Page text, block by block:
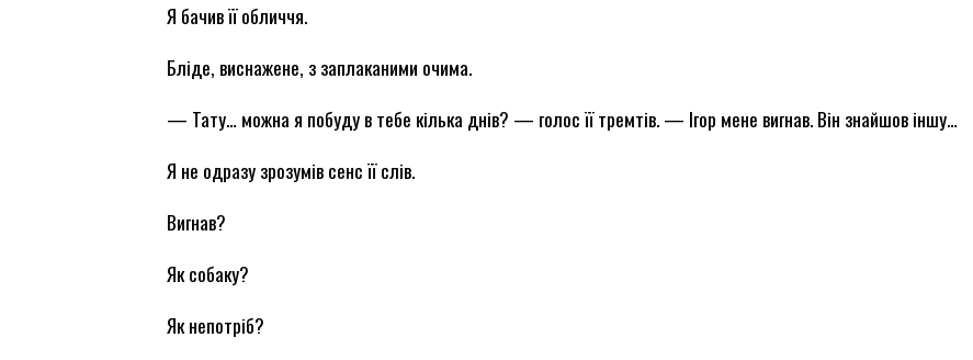
Я бачив її обличчя.
Бліде, виснажене, з заплаканими очима.
— Тату… можна я побуду в тебе кілька днів? — голос її тремтів. — Ігор мене вигнав. Він знайшов іншу…
Я не одразу зрозумів сенс її слів.
Вигнав?
Як собаку?
Як непотріб?